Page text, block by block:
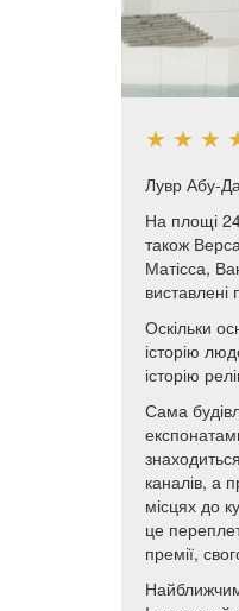
★ ★ ★
Лувр Абу-
На площі
також
Матісса,
виставлені
Оскільки
історію
історію
Сама
каналів, а
місцях до
це
премії,